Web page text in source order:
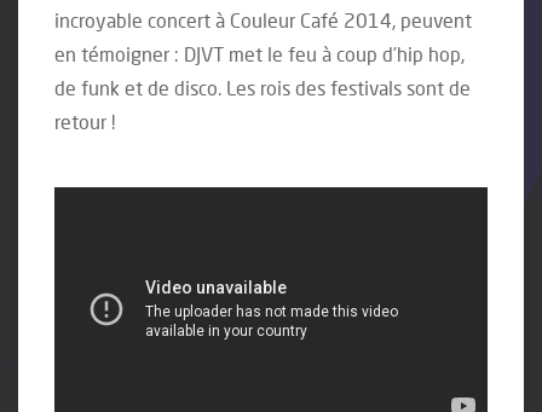
incroyable concert à Couleur Café 2014, peuvent
en témoigner : DJVT met le feu à coup d’hip hop,
de funk et de disco. Les rois des festivals sont de
retour !